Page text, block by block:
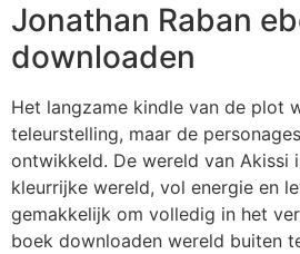
Jonathan Raban
downloaden
Het langzame kindle van de plot
teleurstelling, maar de
ontwikkeld. De wereld van Akissi
kleurrijke wereld, vol energie en
gemakkelijk om volledig in het
boek downloaden wereld buiten